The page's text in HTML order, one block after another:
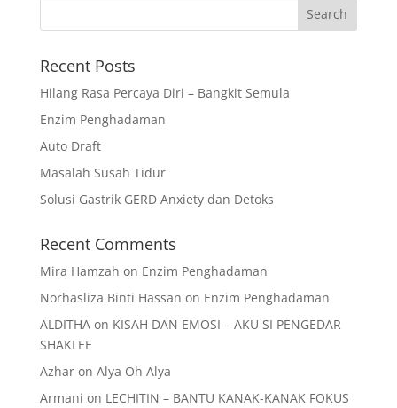
Recent Posts
Hilang Rasa Percaya Diri – Bangkit Semula
Enzim Penghadaman
Auto Draft
Masalah Susah Tidur
Solusi Gastrik GERD Anxiety dan Detoks
Recent Comments
Mira Hamzah on Enzim Penghadaman
Norhasliza Binti Hassan on Enzim Penghadaman
ALDITHAon KISAH DAN EMOSI – AKU SI PENGEDAR
SHAKLEE
Azharon Alya Oh Alya
Armani on LECHITIN – BANTU KANAK-KANAK FOKUS